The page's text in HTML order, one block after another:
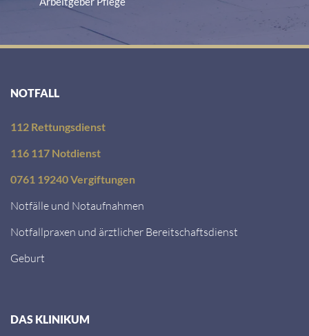
NOTFALL
112 Rettungsdienst
116 117 Notdienst
0761 19240 Vergiftungen
Notfälle und Notaufnahmen
Notfallpraxen und ärztlicher Bereitschaftsdienst
Geburt
DAS KLINIKUM